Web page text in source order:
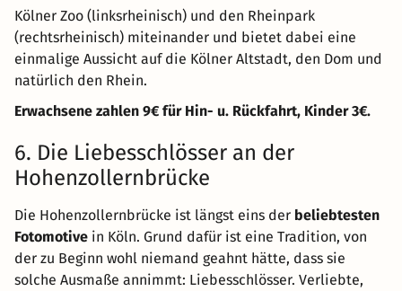
Kölner Zoo (linksrheinisch) und den Rheinpark
(rechtsrheinisch) miteinander und bietet dabei eine
einmalige Aussicht auf die Kölner Altstadt, den Dom und
natürlich den Rhein.
Erwachsene zahlen 9€ für Hin- u. Rückfahrt, Kinder 3€.
6. Die Liebesschlösser an der
Hohenzollernbrücke
Die Hohenzollernbrücke ist längst eins der beliebtesten
Fotomotive in Köln. Grund dafür ist eine Tradition, von
der zu Beginn wohl niemand geahnt hätte, dass sie
solche Ausmaße annimmt: Liebesschlösser. Verliebte,